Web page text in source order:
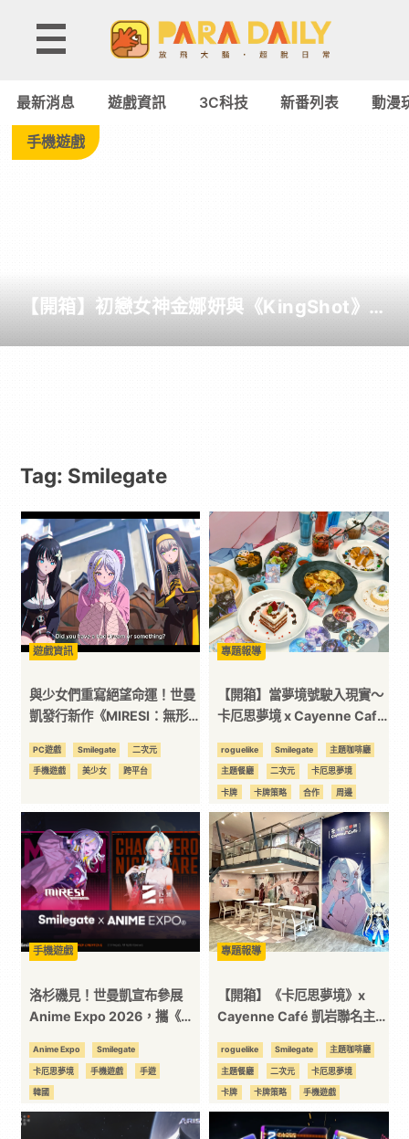
Tag:
-
遊
戲
漫
二
次
元
｜
3C
科
技
全
方
位
資
訊
最新消息 遊戲資訊 3C科技 新番列表 動漫
手機遊戲
【開箱】初戀女神金娜妍與《KingShot》再
Tag: Smilegate
遊戲資訊
與少女們重寫絕望命運！世曼
凱發行新作《MIRESI：無形
PC遊戲 Smilegate 二次元
手機遊戲 美少女 跨平台
專題報導
【開箱】當夢境號駛入現實～
卡厄思夢境 x Cayenne Café
～
roguelike Smilegate 主題咖啡廳
主題餐廳 二次元 卡厄思夢境
卡牌 卡牌策略 合作 周邊
手機遊戲 線下活動 聯名 肉鴿
手機遊戲
洛杉磯見！世曼凱宣布參展
Anime Expo 2026，攜《卡
《MIRESI》直闖北美次文化
最大派對
Anime Expo Smilegate
卡厄思夢境 手機遊戲 手遊
韓國
專題報導
【開箱】《卡厄思夢境》x
Cayenne Café 凱岩聯名主題
戰鬥員們在寧靜午後享受片刻
悠閒～
roguelike Smilegate 主題咖啡廳
主題餐廳 二次元 卡厄思夢境
卡牌 卡牌策略 手機遊戲
線下活動 肉鴿